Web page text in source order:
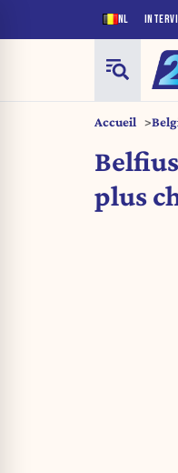
NL
Accueil
plus